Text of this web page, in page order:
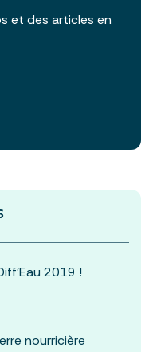
et des articles en
2019 !
nourricière